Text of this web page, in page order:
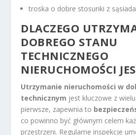
troska o dobre stosunki z
DLACZEGO
DOBREGO STANU
TECHNICZNEGO
NIERUCHOMOŚCI
Utrzymanie nieruchomości w
technicznym jest kluczowe z
pierwsze, zapewnia to
co powinno być głównym celem
przestrzeni. Regularne inspekcje